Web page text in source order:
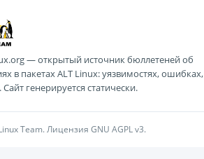
— открытый источник бюллетеней об
в пакетах ALT Linux: уязвимостях, ошибках,
Сайт генерируется статически.
Team. Лицензия GNU AGPL v3.